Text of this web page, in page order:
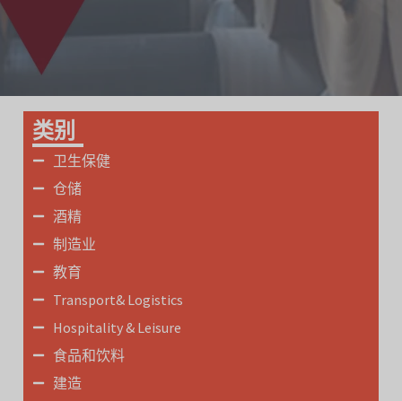
类别
卫生保健
仓储
酒精
制造业
教育
Transport& Logistics
Hospitality & Leisure
食品和饮料
建造